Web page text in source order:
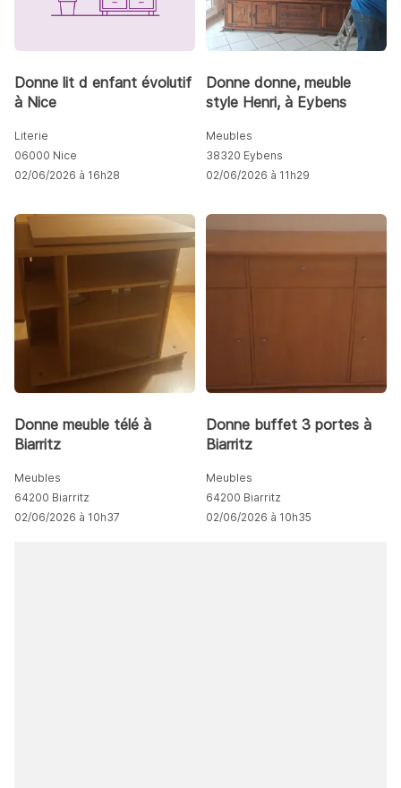
Donne lit d enfant évolutif
à Nice
Literie
06000 Nice
02/06/2026 à 16h28
Donne donne, meuble
style Henri, à Eybens
Meubles
38320 Eybens
02/06/2026 à 11h29
Donne meuble télé à
Biarritz
Meubles
64200 Biarritz
02/06/2026 à 10h37
Donne buffet 3 portes à
Biarritz
Meubles
64200 Biarritz
02/06/2026 à 10h35